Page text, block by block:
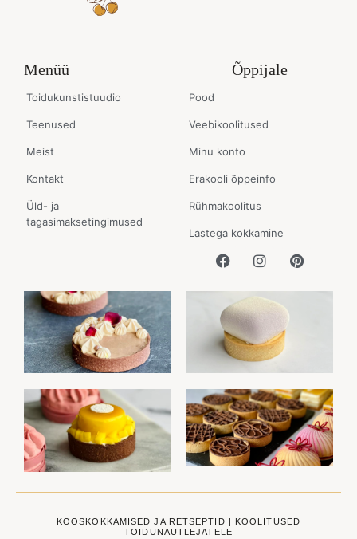
Menüü
Toidukunstistuudio
Teenused
Meist
Kontakt
Üld- ja
tagasimaksetingimused
Õppijale
Pood
Veebikoolitused
Minu konto
Erakooli õppeinfo
Rühmakoolitus
Lastega kokkamine
KOOSKOKKAMISED JA RETSEPTID | KOOLITUSED
TOIDUNAUTLEJATELE